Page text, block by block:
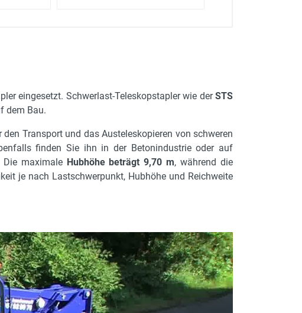
eingesetzt. Schwerlast-Teleskopstapler wie derSTS
dem Bau.
Transport und das Austeleskopieren von schweren
finden Sie ihn in der Betonindustrie oder auf
Die maximale Hubhöhe beträgt 9,70 m, während die
je nach Lastschwerpunkt, Hubhöhe und Reichweite